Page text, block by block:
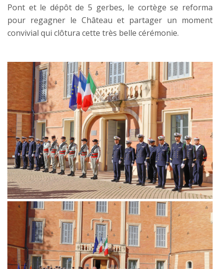
Pont et le dépôt de 5 gerbes, le cortège se reforma
pour regagner le Château et partager un moment
convivial qui clôtura cette très belle cérémonie.